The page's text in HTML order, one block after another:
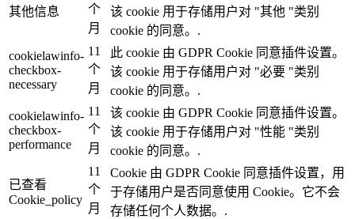
其他信息
个
月
该 cookie 用于存储用户对 "其他 "类别
cookie 的同意。.
cookielawinfo-
checkbox-
necessary
11
个
月
此 cookie 由 GDPR Cookie 同意插件设置。
该 cookie 用于存储用户对 "必要 "类别
cookie 的同意。.
cookielawinfo-
checkbox-
performance
11
个
月
该 cookie 由 GDPR Cookie 同意插件设置。
该 cookie 用于存储用户对 "性能 "类别
cookie 的同意。.
已查看
Cookie_policy
11
个
月
Cookie 由 GDPR Cookie 同意插件设置，用
于存储用户是否同意使用 Cookie。它不会
存储任何个人数据。.